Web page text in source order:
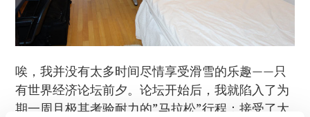
唉，我并没有太多时间尽情享受滑雪的乐趣——只
有世界经济论坛前夕。论坛开始后，我就陷入了为
期一周且极其考验耐力的”马拉松”行程：接受了大